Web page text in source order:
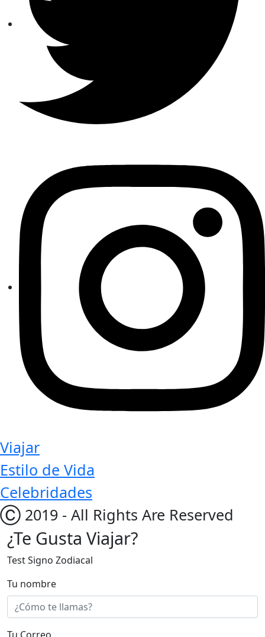
Viajar
Estilo de Vida
Celebridades
Ⓒ 2019 - All Rights Are Reserved
¿Te Gusta Viajar?
Test Signo Zodiacal
Tu nombre